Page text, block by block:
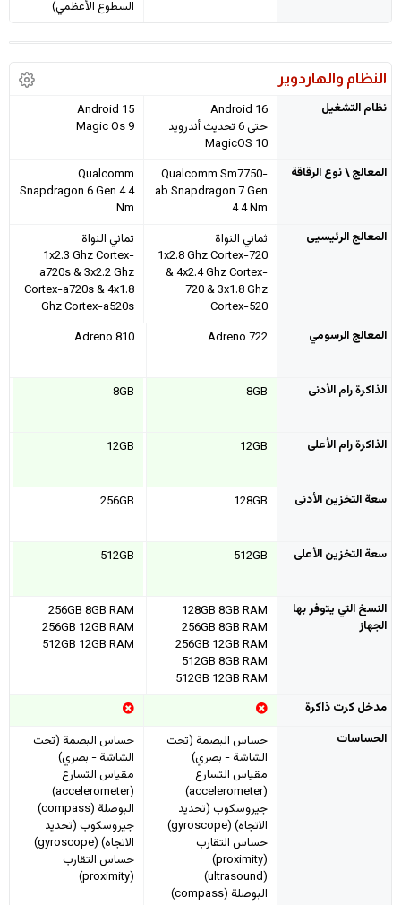
السطوع الأعظمي)
النظام والهاردوير
نظام التشغيل
Android 16
حتى 6 تحديث أندرويد
MagicOS 10
Android 15
Magic Os 9
المعالج \ نوع الرقاقة
Qualcomm Sm7750-
ab Snapdragon 7 Gen
4 4 Nm
Qualcomm
Snapdragon 6 Gen 4 4
Nm
المعالج الرئيسيى
ثماني النواة
1x2.8 Ghz Cortex-720
& 4x2.4 Ghz Cortex-
720 & 3x1.8 Ghz
Cortex-520
ثماني النواة
1x2.3 Ghz Cortex-
a720s & 3x2.2 Ghz
Cortex-a720s & 4x1.8
Ghz Cortex-a520s
المعالج الرسومي
Adreno 722
Adreno 810
الذاكرة رام الأدنى 8GB
8GB
الذاكرة رام الأعلى 12GB
12GB
سعة التخزين الأدنى 128GB
256GB
سعة التخزين الأعلى 512GB
512GB
النسخ التي يتوفر بها
الجهاز
128GB 8GB RAM
256GB 8GB RAM
256GB 12GB RAM
512GB 8GB RAM
512GB 12GB RAM
256GB 8GB RAM
256GB 12GB RAM
512GB 12GB RAM
مدخل كرت ذاكرة
الحساسات
حساس البصمة (تحت
الشاشة - بصري)
مقياس التسارع
(accelerometer)
جيروسكوب (تحديد
الاتجاه) (gyroscope)
حساس التقارب
(proximity)
(ultrasound)
البوصلة (compass)
حساس البصمة (تحت
الشاشة - بصري)
مقياس التسارع
(accelerometer)
البوصلة (compass)
جيروسكوب (تحديد
الاتجاه) (gyroscope)
حساس التقارب
(proximity)